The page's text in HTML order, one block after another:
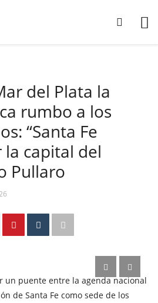
del Plata la
rumbo a los
“Santa Fe
capital del
Pullaro
un puente entre la agenda nacional
de Santa Fe como sede de los